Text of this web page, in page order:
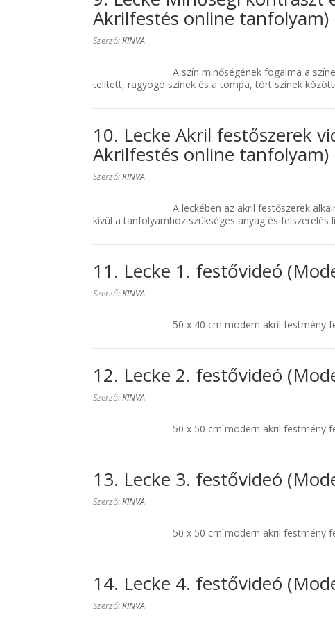
Akrilfestés online tanfolyam)
Szerző:KINVA
A szín minőségének fogalma a
telített, ragyogó színek és a tompa, tört színek
10. Lecke Akril festőszerek
Akrilfestés online tanfolyam)
Szerző:KINVA
A leckében az akril festőszerek
kívül a tanfolyamhoz szükséges anyag és felszerelés
11. Lecke 1. festővideó
Szerző:KINVA
50 x 40 cm modern akril festmény
12. Lecke 2. festővideó
Szerző:KINVA
50 x 50 cm modern akril festmény
13. Lecke 3. festővideó
Szerző:KINVA
50 x 50 cm modern akril festmény
14. Lecke 4. festővideó
Szerző:KINVA